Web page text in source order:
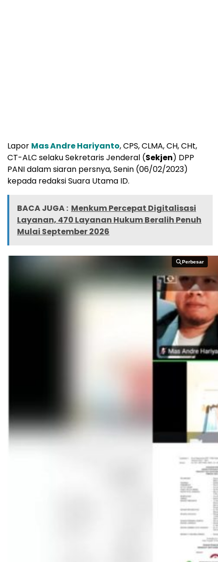
Lapor Mas Andre Hariyanto, CPS, CLMA, CH, CHt,
CT-ALC selaku Sekretaris Jenderal (Sekjen) DPP
PANI dalam siaran persnya, Senin (06/02/2023)
kepada redaksi Suara Utama ID.
BACA JUGA : Menkum Percepat Digitalisasi
Layanan, 470 Layanan Hukum Beralih Penuh
Mulai September 2026
Perbesar
Perbesar